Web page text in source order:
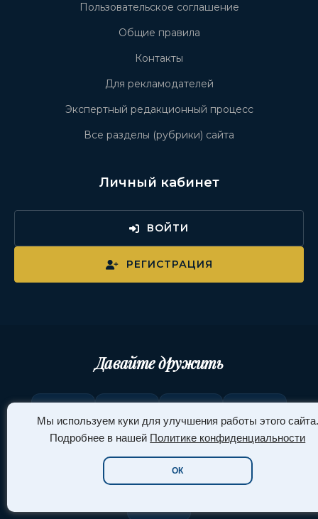
Мы используем куки для улучшения работы этого сайта.
Подробнее в нашей Политике конфиденциальности
ОК
Пользовательское соглашение
Общие правила
Контакты
Для рекламодателей
Экспертный редакционный процесс
Все разделы (рубрики) сайта
Личный кабинет
ВОЙТИ
РЕГИСТРАЦИЯ
Давайте дружить
Telegram YouTube ВКонтакте TikTok